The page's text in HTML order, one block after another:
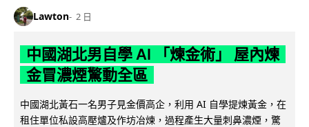
Lawton 2 日
中國湖北男自學 AI 「煉金術」 屋內煉
金冒濃煙驚動全區
中國湖北黃石一名男子見金價高企，利用 AI 自學提煉黃金，在
租住單位私設高壓爐及作坊冶煉，過程產生大量刺鼻濃煙，驚